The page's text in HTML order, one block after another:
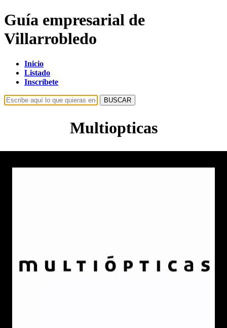
Guía empresarial de
Villarrobledo
Inicio
Listado
Inscríbete
BUSCAR
Multiopticas